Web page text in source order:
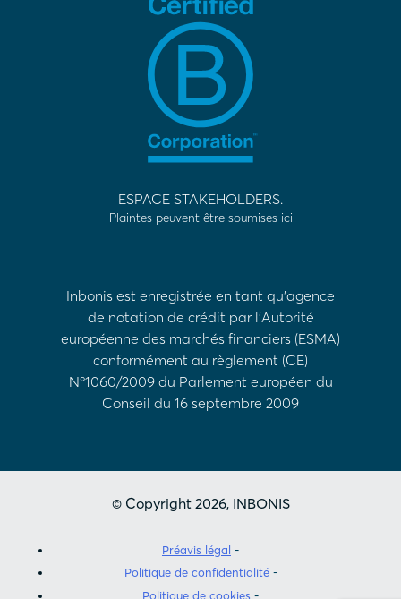
ESPACE STAKEHOLDERS.
Plaintes peuvent être soumises ici
Inbonis est enregistrée en tant qu'agence
de notation de crédit par l'Autorité
européenne des marchés financiers (ESMA)
conformément au règlement (CE)
Nº1060/2009 du Parlement européen du
Conseil du 16 septembre 2009
© Copyright 2026, INBONIS
Préavis légal
Politique de confidentialité
Politique de cookies